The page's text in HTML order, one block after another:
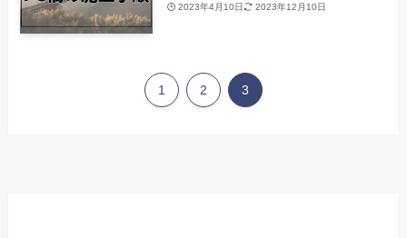
2023年4月10日 2023年12月10日
1 2 3